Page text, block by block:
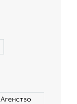
Агенство